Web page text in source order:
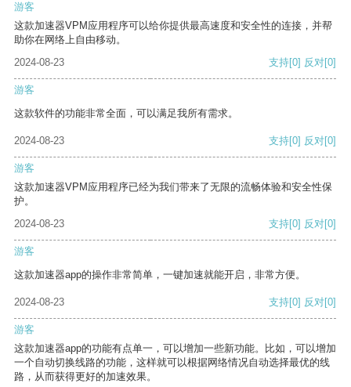
游客
这款加速器VPM应用程序可以给你提供最高速度和安全性的连接，并帮
助你在网络上自由移动。
2024-08-23
支持[0] 反对[0]
游客
这款软件的功能非常全面，可以满足我所有需求。
2024-08-23 支持[0] 反对[0]
游客
这款加速器VPM应用程序已经为我们带来了无限的流畅体验和安全性保
护。
2024-08-23
支持[0] 反对[0]
游客
这款加速器app的操作非常简单，一键加速就能开启，非常方便。
2024-08-23 支持[0] 反对[0]
游客
这款加速器app的功能有点单一，可以增加一些新功能。比如，可以增加
一个自动切换线路的功能，这样就可以根据网络情况自动选择最优的线
路，从而获得更好的加速效果。